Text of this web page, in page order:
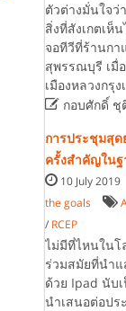
ตัวต่างมั่นใจว่
สิ่งที่สังเกตเห็
จอทีวีที่ร้านกา
สุพรรณบุรี เมื่
เมืองหลวงกรุ
กอบศักดิ์ ชุ
การประชุมสุด
ครั้งสำคัญในฐ
10 July 2019
the goals
/ RCEP
ไม่มีที่ไหนในโ
ร่วมสมัยที่นำ
ด้วย Ipad นับ
นำเสนอต่อปร